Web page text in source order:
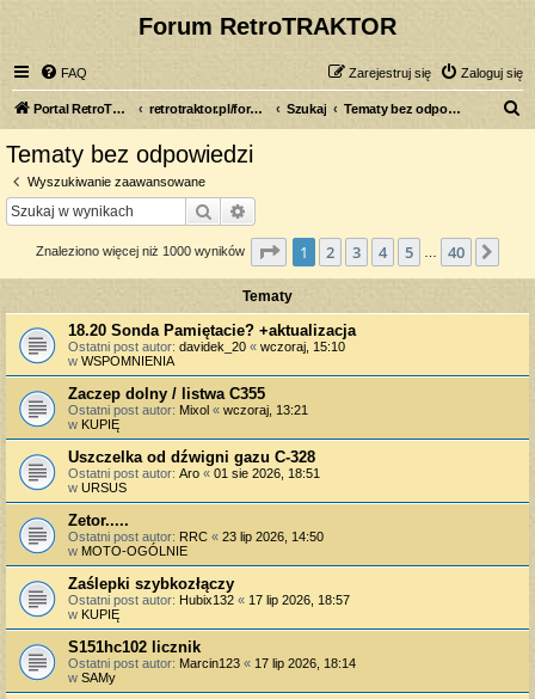
Forum RetroTRAKTOR
FAQ Zaloguj się
Zarejestruj się
Portal RetroTRAKTOR.pl retrotraktor.pl/forum Szukaj Tematy bez odpowiedzi
Tematy bez odpowiedzi
Wyszukiwanie zaawansowane
Szukaj
Znaleziono więcej niż 1000 wyników Strona z40
1 2 3 4 5 40
Tematy
18.20 Sonda Pamiętacie? +aktualizacja
Ostatni post autor: davidek_20 « wczoraj, 15:10
w WSPOMNIENIA
Zaczep dolny / listwa C355
Ostatni post autor: Mixol « wczoraj, 13:21
w KUPIĘ
Uszczelka od dźwigni gazu C-328
Ostatni post autor: Aro « 01 sie 2026, 18:51
w URSUS
Zetor.....
Ostatni post autor: RRC « 23 lip 2026, 14:50
w MOTO-OGÓLNIE
Zaślepki szybkozłączy
Ostatni post autor: Hubix132 « 17 lip 2026, 18:57
w KUPIĘ
S151hc102 licznik
Ostatni post autor: Marcin123 « 17 lip 2026, 18:14
w SAMy